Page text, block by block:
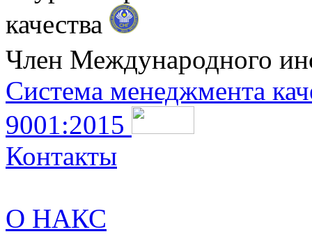
качества
Член Международного
Система менеджмента
9001:2015
Контакты
О НАКС